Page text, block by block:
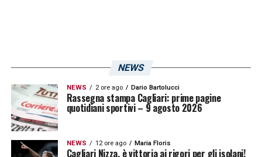
LA PLAYLIST DELLE NOSTRE TOP NEWS
NEWS
NEWS 2 ore ago Dario Bartolucci
Rassegna stampa Cagliari: prime pagine
quotidiani sportivi – 9 agosto 2026
NEWS 12 ore ago Maria Floris
Cagliari Nizza, è vittoria ai rigori per gli isolani!